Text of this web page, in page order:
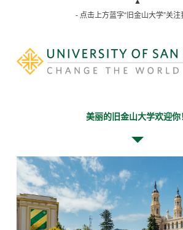
- 点击上方蓝字“旧金山大学”关注
美丽的旧金山大学欢迎你